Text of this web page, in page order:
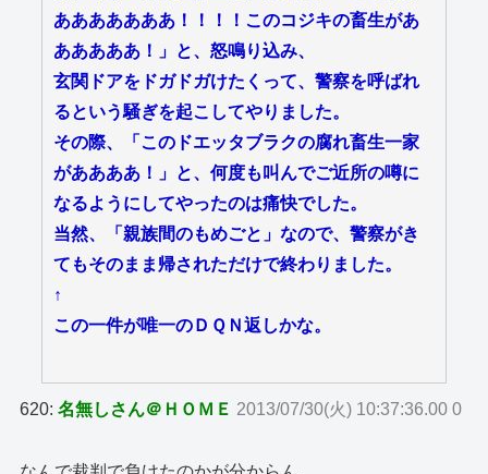
あああああああ！！！！このコジキの畜生があ
あああああ！」と、怒鳴り込み、
玄関ドアをドガドガけたくって、警察を呼ばれ
るという騒ぎを起こしてやりました。
その際、「このドエッタブラクの腐れ畜生一家
がああああ！」と、何度も叫んでご近所の噂に
なるようにしてやったのは痛快でした。
当然、「親族間のもめごと」なので、警察がき
てもそのまま帰されただけで終わりました。
↑
この一件が唯一のＤＱＮ返しかな。
620:名無しさん＠ＨＯＭＥ 2013/07/30(火) 10:37:36.00 0